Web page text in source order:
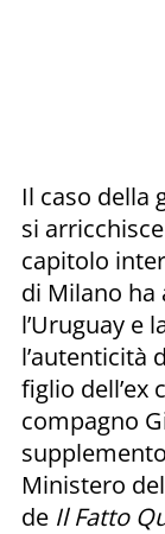
Il caso della
si
capitolo
di Milano ha
l’Uruguay e
l’autenticità
figlio dell’ex
compagno
Ministero
de Il Fatto